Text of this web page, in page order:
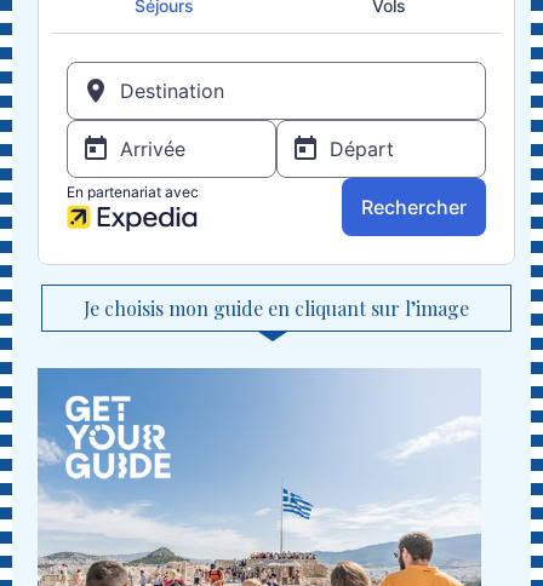
Je choisis mon guide en cliquant sur l’image